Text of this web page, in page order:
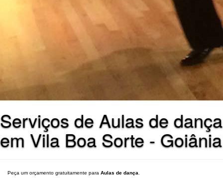
Serviços de Aulas de dança
em Vila Boa Sorte - Goiânia
Peça um orçamento gratuitamente para Aulas de dança